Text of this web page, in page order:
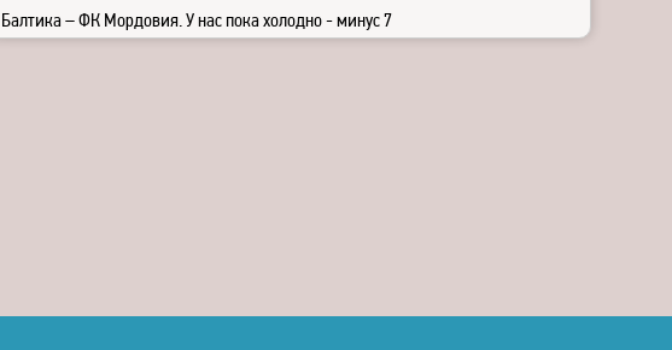
Балтика – ФК Мордовия. У нас пока холодно - минус 7